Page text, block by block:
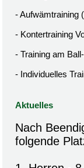
- Aufwämtraining
- Kontertraining
- Training am
- Individuelles
Aktuelles
Nach
folgende